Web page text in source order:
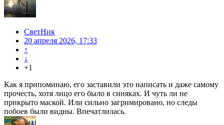
СветНик
20 апреля 2026, 17:33
↑
↓
+1
Как я припоминаю, его заставили это написать и даже самому
прочесть, хотя лицо его было в синяках. И чуть ли не
прикрыто маской. Или сильно загримировано, но следы
побоев были видны. Впечатлилась.